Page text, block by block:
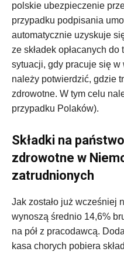
polskie ubezpieczenie
przypadku podpisania
automatycznie uzyskuje
ze składek opłacanych
sytuacji, gdy pracuje się
należy potwierdzić, gdzie
zdrowotne. W tym celu
przypadku Polaków).
Składki na
zdrowotne w
zatrudnionych
Jak zostało już wcześniej
wynoszą średnio 14,6%
na pół z pracodawcą.
kasa chorych pobiera